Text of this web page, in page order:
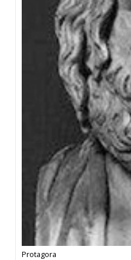
Protagora